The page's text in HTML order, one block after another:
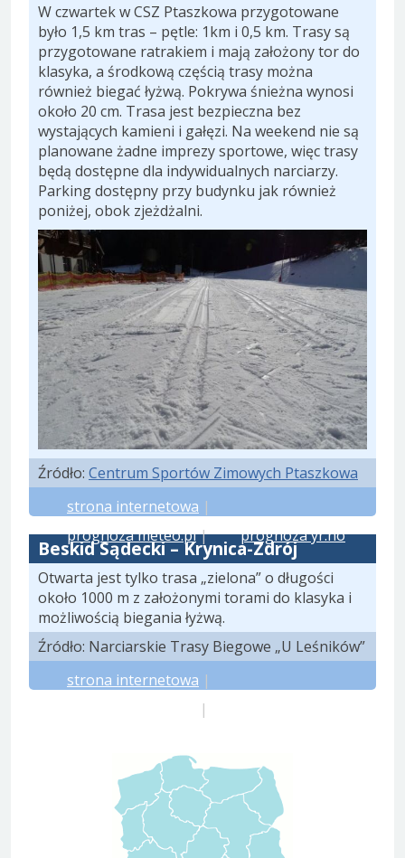
W czwartek w CSZ Ptaszkowa przygotowane
było 1,5 km tras – pętle: 1km i 0,5 km. Trasy są
przygotowane ratrakiem i mają założony tor do
klasyka, a środkową częścią trasy można
również biegać łyżwą. Pokrywa śnieżna wynosi
około 20 cm. Trasa jest bezpieczna bez
wystających kamieni i gałęzi. Na weekend nie są
planowane żadne imprezy sportowe, więc trasy
będą dostępne dla indywidualnych narciarzy.
Parking dostępny przy budynku jak również
poniżej, obok zjeżdżalni.
Źródło: Centrum Sportów Zimowych Ptaszkowa
strona internetowa |
prognoza meteo.pl| prognoza yr.no
Beskid Sądecki – Krynica-Zdrój
Otwarta jest tylko trasa „zielona” o długości
około 1000 m z założonymi torami do klasyka i
możliwością biegania łyżwą.
Źródło: Narciarskie Trasy Biegowe „U Leśników”
strona internetowa |
|